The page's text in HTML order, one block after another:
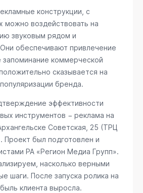
конструкции, с
воздействовать на
звуковым рядом и
обеспечивают привлечение
коммерческой
сказывается на
бренда.
эффективности
инструментов − реклама на
Советская, 25 (ТРЦ
. Проект был подготовлен и
РА «Регион Медиа Групп».
насколько верными
шаги. После запуска ролика на
клиента выросла.